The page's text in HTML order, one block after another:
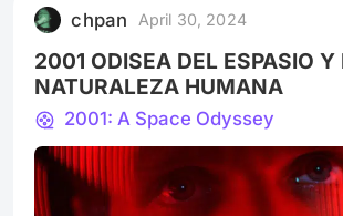
estar ahí, ese es el caso An
chpan April 30, 2024
2001 ODISEA DEL ESPASIO Y
NATURALEZA HUMANA
2001: A Space Odyssey